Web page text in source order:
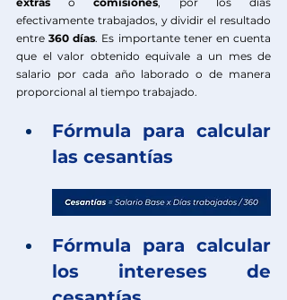
efectivamente trabajados, y dividir el resultado
entre 360 días. Es importante tener en cuenta
que el valor obtenido equivale a un mes de
salario por cada año laborado o de manera
proporcional al tiempo trabajado.
Fórmula para calcular
las cesantías
Fórmula para calcular
los intereses de